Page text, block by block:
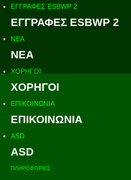
ΕΓΓΡΑΦΕΣ ESBWP 2
ΕΓΓΡΑΦΕΣ ESBWP 2
ΝΕΑ
ΝΕΑ
ΧΟΡΗΓΟΙ
ΧΟΡΗΓΟΙ
ΕΠΙΚΟΙΝΩΝΙΑ
ΕΠΙΚΟΙΝΩΝΙΑ
ASD
ASD
ΠΛΗΡΟΦΟΡΙΕΣ